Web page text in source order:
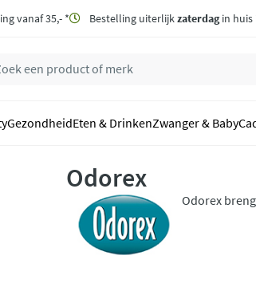
vanaf 35,- * Bestelling uiterlijkzaterdagin huis
GezondheidEten & DrinkenZwanger & Baby
Odorex
Odorex